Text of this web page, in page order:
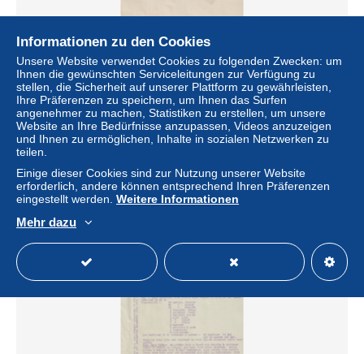
75- PARIS- LETTRE EN TETE VVE F. GODART- MAISO
F. GODART-24 AVENUE MONTAIGNE
± 15,02 $
Informationen zu den Cookies
Unsere Website verwendet Cookies zu folgenden Zwecken: um
Ihnen die gewünschten Serviceleitungen zur Verfügung zu
stellen, die Sicherheit auf unserer Plattform zu gewährleisten,
Ihre Präferenzen zu speichern, um Ihnen das Surfen
angenehmer zu machen, Statistiken zu erstellen, um unsere
Website an Ihre Bedürfnisse anzupassen, Videos anzuzeigen
und Ihnen zu ermöglichen, Inhalte in sozialen Netzwerken zu
teilen.
Einige dieser Cookies sind zur Nutzung unserer Website
erforderlich, andere können entsprechend Ihren Präferenzen
eingestellt werden. Weitere Informationen
Mehr dazu